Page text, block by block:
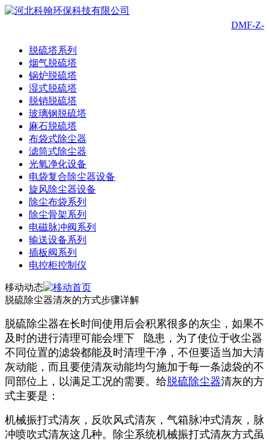
DMF-Z-
脱硫塔系列
烟气脱硫塔
锅炉脱硫塔
湿式脱硫塔
脱销脱硫塔
玻璃钢脱硫塔
麻石脱硫塔
布袋式除尘器
滤筒式除尘器
光氧净化设备
电袋复合除尘器设备
旋风除尘器设备
除尘布袋系列
除尘骨架系列
电磁脉冲阀系列
输送设备系列
插板阀系列
电控柜控制仪
移动动态
脱硫除尘器清灰的方式步骤详解
脱硫除尘器在长时间使用后会积累很多的灰尘，如果不
及时的进行清理可能会埋下 隐患，为了使位于收尘器
不同位置的滤袋都能及时清理干净，不但要适当加大清
灰动能，而且要使清灰动能均匀施加于每一条滤袋的不
同部位上，以满足工况的需要。给脱硫除尘器清灰的方
式主要是：
机械振打式清灰，反吹风式清灰，气箱脉冲式清灰，脉
冲喷吹式清灰这几种。除尘系统机械振打式清灰方式虽